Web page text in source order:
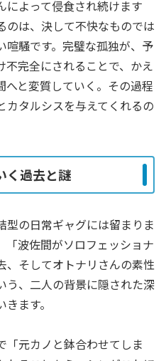
によって侵食され続けます
のは、決して不快なものでは
喧騒です。完璧な孤独が、予
完全にされることで、かえ
へと変質していく。その過程
カタルシスを与えてくれるの
く過去と謎
型の日常ギャグには留まりま
「波佐間がソロフェッショナ
、そしてオトナリさんの素性
、二人の背景に隠された深
ます。
「元カノと鉢合わせてしま